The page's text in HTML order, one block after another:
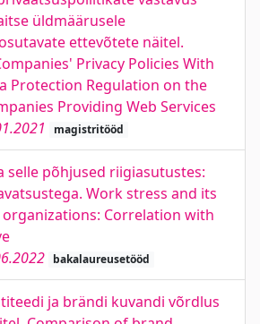
üldmäärusele
ettevõtete näitel.
Privacy Policies With
Protection Regulation on the
Providing Web Services
magistritööd
selle põhjused riigiasutustes:
Work stress and its
Correlation with
bakalaureusetööd
ja brändi kuvandi võrdlus